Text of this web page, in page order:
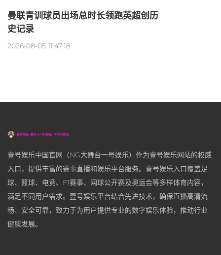
曼联青训球员出场总时长领跑英超创历
史记录
2026-08-05 11:47:18
壹号娱乐中国官网（NG大舞台一号娱乐）作为壹号娱乐网站的权威
入口，提供丰富的赛事直播和娱乐平台服务。壹号娱乐入口覆盖足
球、篮球、电竞、F1赛事、网球公开赛及奥运会等多样体育内容，
满足不同用户需求。壹号娱乐平台结合先进技术，确保直播高清流
畅、安全可靠，致力于为用户提供专业的数字娱乐体验，推动行业
健康发展。